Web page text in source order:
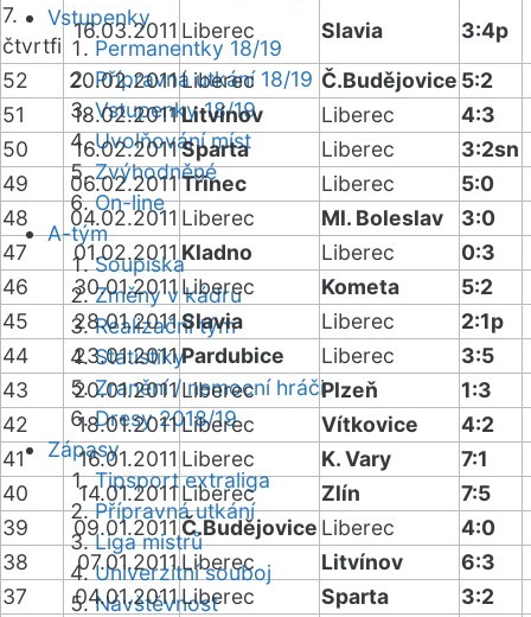
Vstupenky
Permanentky 18/19
Přípravná utkání 18/19
Vstupenky 18/19
Uvolňování míst
Zvýhodněné
On-line
A-tým
Soupiska
Změny v kádru
Realizační tým
Statistiky
Zranění / nemocní hráči
Dresy 2018/19
Zápasy
Tipsport extraliga
Přípravná utkání
Liga mistrů
Univerzitní souboj
Návštěvnost
7.
čtvrtfi
16.03.2011 Liberec Slavia
3:4p
52
20.02.2011Liberec Č.Budějovice 5:2
51
18.02.2011Litvínov Liberec
4:3
50
16.02.2011 Sparta Liberec
3:2sn
49
06.02.2011 Třinec Liberec
5:0
48
04.02.2011 Liberec Ml. Boleslav
3:0
47
01.02.2011 Kladno Liberec
0:3
46
30.01.2011Liberec Kometa
5:2
45
28.01.2011 Slavia Liberec
2:1p
44
23.01.2011Pardubice Liberec
3:5
43
20.01.2011Liberec Plzeň
1:3
42
18.01.2011Liberec Vítkovice
4:2
41
16.01.2011 Liberec K. Vary
7:1
40
14.01.2011Liberec Zlín
7:5
39
09.01.2011 Č.Budějovice Liberec
4:0
38
07.01.2011 Liberec Litvínov
6:3
37
04.01.2011Liberec Sparta
3:2